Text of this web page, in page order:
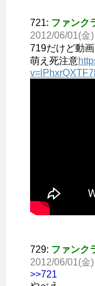
721: ファンク
2012/06/01(金
719だけど動
萌え死注意
729: ファンク
2012/06/01(金
>>721